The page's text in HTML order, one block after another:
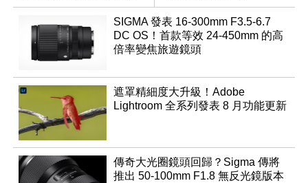
成像相機
Monochrom
SIGMA 發表 16-300mm F3.5-6.7
DC OS！首款等效 24-450mm 的高
倍率變焦旅遊鏡頭
遮罩精細度大升級！Adobe
Lightroom 全系列發表 8 月功能更新
傳奇大光圈鏡頭回歸？Sigma 傳將
推出 50-100mm F1.8 無反光鏡版本